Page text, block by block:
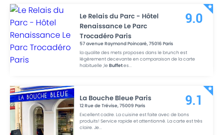
Le Relais du Parc - Hôtel
Renaissance Le Parc
Trocadéro Paris
57 avenue Raymond Poincaré,75016Paris
la qualite des mets proposes dans le brunch est
légèrement decevante en comparaison de la carte
habituelle ;leBuffetes...
9.0
La Bouche Bleue Paris
12 Rue de Trévise,75009 Paris
Excellent cadre. La cuisine est faite avec de bons
produits! Service rapide et attentionné. La carte est très
claire. Je...
9.1